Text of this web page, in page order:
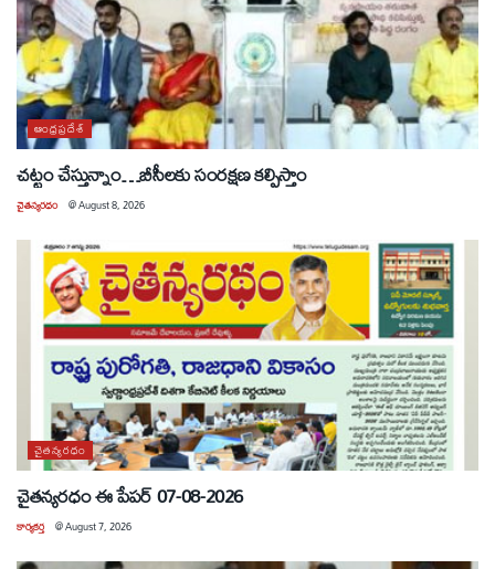
ఆంధ్రప్రదేశ్
చట్టం చేస్తున్నాం…బీసీలకు సంరక్షణ కల్పిస్తాం
చైతన్యరధం @August 8, 2026
చైతన్యరధం
చైతన్యరధం ఈ పేపర్ 07-08-2026
కార్యకర్త @August 7, 2026